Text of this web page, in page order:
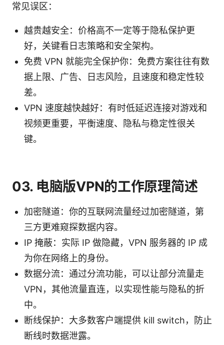
常见误区：
越贵越安全：价格高不一定等于隐私保护更
好，关键看日志策略和安全架构。
免费 VPN 就能完全保护你：免费方案往往有数
据上限、广告、日志风险，且速度和稳定性较
差。
VPN 速度越快越好：有时低延迟连接对游戏和
视频更重要，平衡速度、隐私与稳定性很关
键。
03. 电脑版VPN的工作原理简述
加密隧道：你的互联网流量经过加密隧道，第
三方更难窥探数据内容。
IP 掩蔽：实际 IP 做隐藏，VPN 服务器的 IP 成
为你在网络上的身份。
数据分流：通过分流功能，可以让部分流量走
VPN，其他流量直连，以实现性能与隐私的折
中。
断线保护：大多数客户端提供 kill switch，防止
断线时数据泄露。